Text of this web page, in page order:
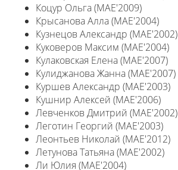
Коцур Ольга (MAE'2009)
Крысанова Алла (MAE'2004)
Кузнецов Александр (MAE'2002)
Куковеров Максим (MAE'2004)
Кулаковская Елена (MAE'2007)
Кулиджанова Жанна (MAE'2007)
Куршев Александр (MAE'2003)
Кушнир Алексей (MAE'2006)
Левченков Дмитрий (MAE'2002)
Леготин Георгий (MAE'2003)
Леонтьев Николай (MAE'2012)
Летунова Татьяна (MAE'2002)
Ли Юлия (MAE'2004)